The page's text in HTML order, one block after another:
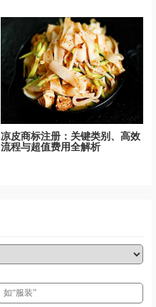
凉皮商标注册：关键类别、高效
流程与超值费用全解析